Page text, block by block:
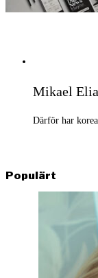
Mikael
Därför har
Populärt